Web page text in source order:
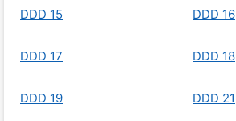
DDD 15 DDD 16
DDD 17 DDD 18
DDD 19 DDD 21